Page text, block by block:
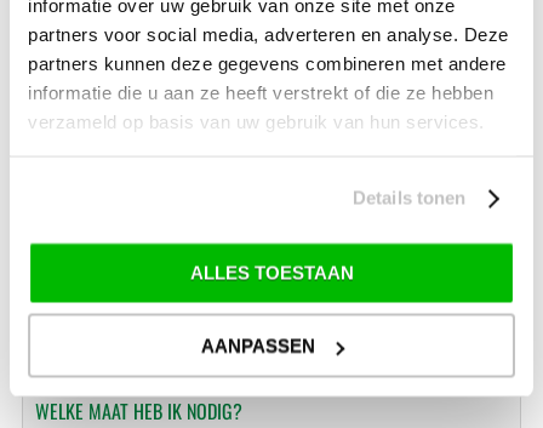
informatie over uw gebruik van onze site met onze
partners voor social media, adverteren en analyse. Deze
partners kunnen deze gegevens combineren met andere
informatie die u aan ze heeft verstrekt of die ze hebben
verzameld op basis van uw gebruik van hun services.
Details tonen
ALLES TOESTAAN
AANPASSEN
Kijk hier voor de ruilen-retourneren procedure
Waar is ons bedrijf gevestigd?
Drentse Poort 7
Nieuw Buinen (Stadskanaal)
+31 (0) 599-613946
info@tevelde.nl
WELKE MAAT HEB IK NODIG?